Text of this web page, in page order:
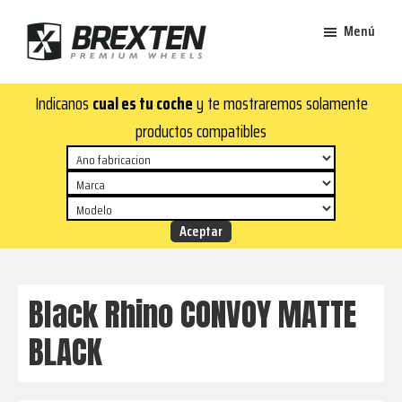
contenido
principal
de
página
Brexten
aluminio
premium
¡En
Brexten.com
encontrarás
aluminio
top!
y
estilo
para
Menú
Indicanos cual es tu cochey te mostraremos solamente
productos compatibles
Black Rhino CONVOY MATTE
BLACK